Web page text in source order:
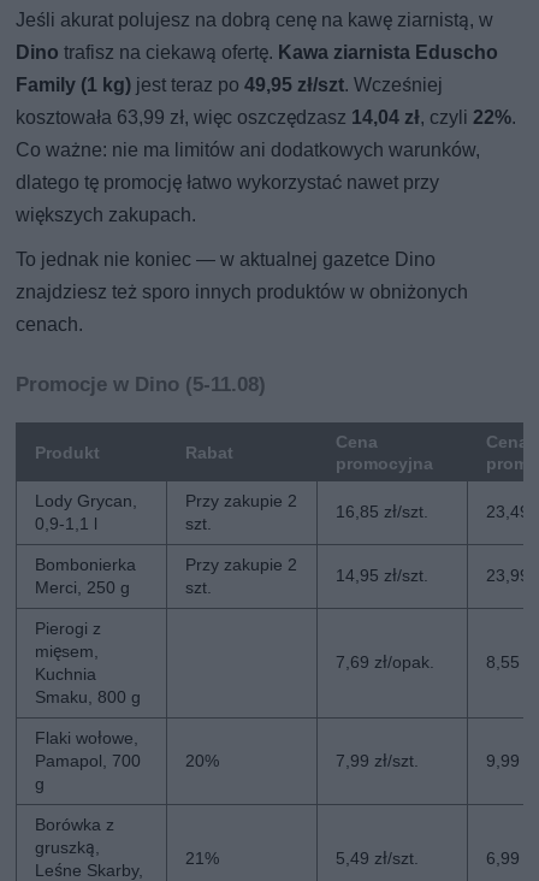
Jeśli akurat polujesz na dobrą cenę na kawę ziarnistą, w
Dino trafisz na ciekawą ofertę. Kawa ziarnista Eduscho
Family (1 kg) jest teraz po49,95 zł/szt. Wcześniej
kosztowała 63,99 zł, więc oszczędzasz 14,04 zł, czyli22%.
Co ważne: nie ma limitów ani dodatkowych warunków,
dlatego tę promocję łatwo wykorzystać nawet przy
większych zakupach.
To jednak nie koniec — w aktualnej gazetce Dino
znajdziesz też sporo innych produktów w obniżonych
cenach.
Promocje w Dino (5-11.08)
Produkt Rabat
Cena
promocyjna
Cena
Lody Grycan,
0,9-1,1 l
Przy zakupie 2
szt.
16,85 zł/szt. 23,49
Bombonierka
Merci, 250 g
Przy zakupie 2
szt.
14,95 zł/szt. 23,99
Pierogi z
mięsem,
Kuchnia
Smaku, 800 g
7,69 zł/opak. 8,55
Flaki wołowe,
Pamapol, 700
g
20% 7,99 zł/szt. 9,99
Borówka z
gruszką,
Leśne Skarby,
21% 5,49 zł/szt. 6,99